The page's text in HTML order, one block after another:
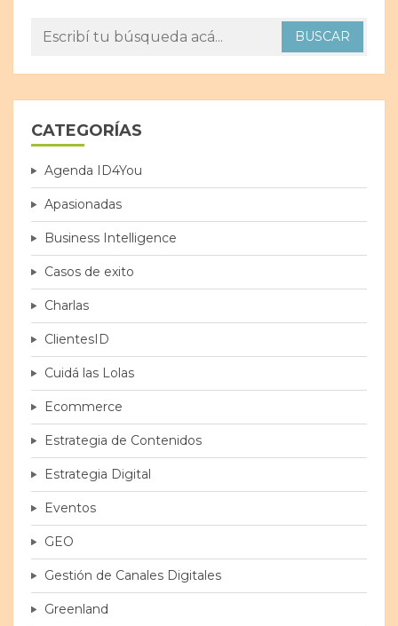
CATEGORÍAS
Agenda ID4You
Apasionadas
Business Intelligence
Casos de exito
Charlas
ClientesID
Cuidá las Lolas
Ecommerce
Estrategia de Contenidos
Estrategia Digital
Eventos
GEO
Gestión de Canales Digitales
Greenland